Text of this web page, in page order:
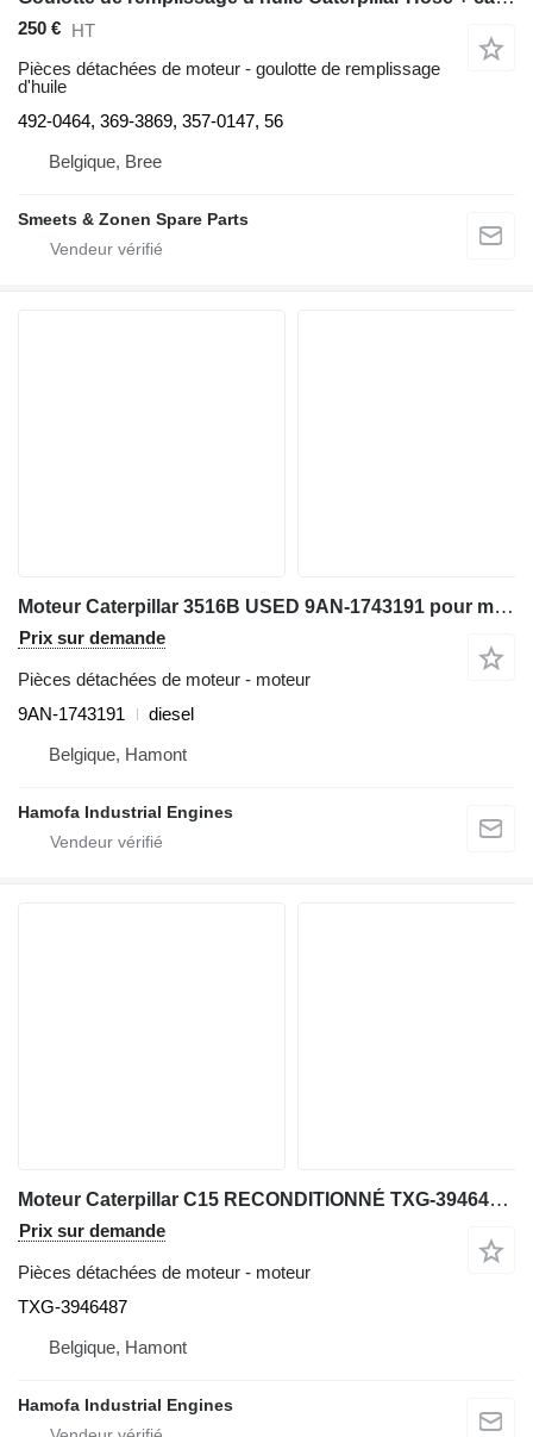
250 € HT
Pièces détachées de moteur - goulotte de remplissage
d'huile
492-0464, 369-3869, 357-0147, 56
Belgique, Bree
Smeets & Zonen Spare Parts
Moteur Caterpillar 3516B USED 9AN-1743191 pour matériel de TP
Prix sur demande
Pièces détachées de moteur - moteur
9AN-1743191
diesel
Belgique, Hamont
Hamofa Industrial Engines
Moteur Caterpillar C15 RECONDITIONNÉ TXG-3946487 pour matériel de TP
Prix sur demande
Pièces détachées de moteur - moteur
TXG-3946487
Belgique, Hamont
Hamofa Industrial Engines